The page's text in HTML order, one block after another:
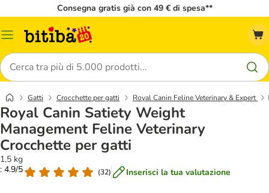
Consegna gratis già con 49 € di spesa**
Overview
Cerca
Gatti Crocchette per gatti Royal Canin Feline Veterinary & Expert
Royal Canin Satiety Weight
Management Feline Veterinary
Crocchette per gatti
1,5 kg
: 4.9/5
(32) Inserisci la tua valutazione